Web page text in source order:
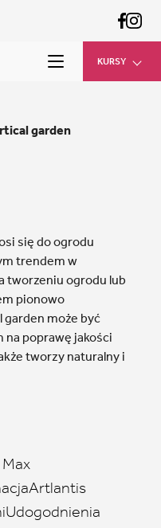
KURSY
garden
się do ogrodu
trendem w
tworzeniu ogrodu lub
pionowo
garden może być
na poprawę jakości
tworzy naturalny i
Artlantis
Udogodnienia